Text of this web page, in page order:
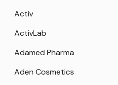
Activ
ActivLab
Adamed Pharma
Aden Cosmetics